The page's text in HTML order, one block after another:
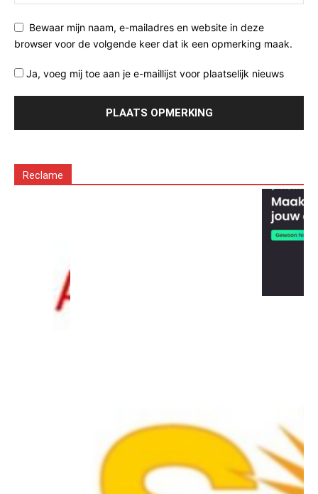
Bewaar mijn naam, e-mailadres en website in deze
browser voor de volgende keer dat ik een opmerking maak.
Ja, voeg mij toe aan je e-maillijst voor plaatselijk nieuws
Reclame